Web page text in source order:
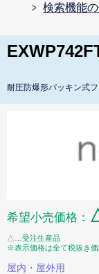
検索機能
耐圧防爆形パッキン式
希望小売価格：
△…受注生産品
※表示価格は全て税抜き価
屋内・屋外用